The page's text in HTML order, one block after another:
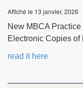
Affiché le 13 janvier, 2026
New MBCA
Electronic Copies of
read it here